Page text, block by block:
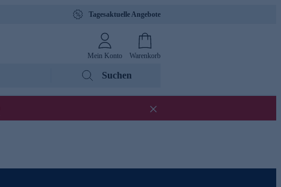
Tagesaktuelle Angebote
Mein Konto Warenkorb
Suchen